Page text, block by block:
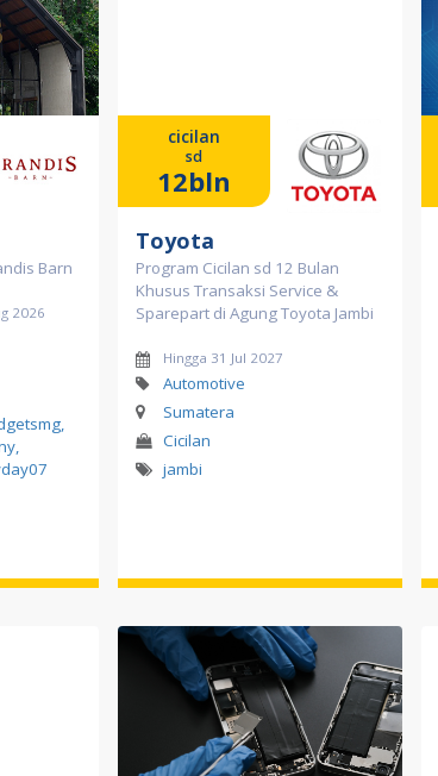
Barn
2026
,
,
cicilan
sd
12bln
Toyota
Program Cicilan sd 12 Bulan
Khusus Transaksi Service &
Sparepart di Agung Toyota Jambi
Hingga 31 Jul 2027
Automotive
Sumatera
Cicilan
jambi